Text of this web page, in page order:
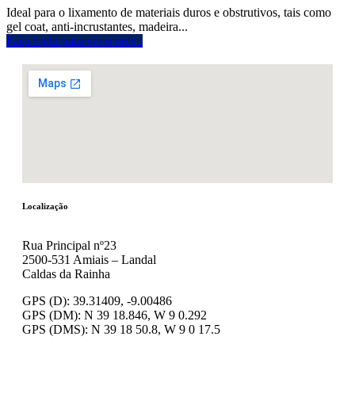
Ideal para o lixamento de materiais duros e obstrutivos, tais como
gel coat, anti-incrustantes, madeira...
Faça login para ver o preço
Localização
Rua Principal nº23
2500-531 Amiais – Landal
Caldas da Rainha
GPS (D): 39.31409, -9.00486
GPS (DM): N 39 18.846, W 9 0.292
GPS (DMS): N 39 18 50.8, W 9 0 17.5